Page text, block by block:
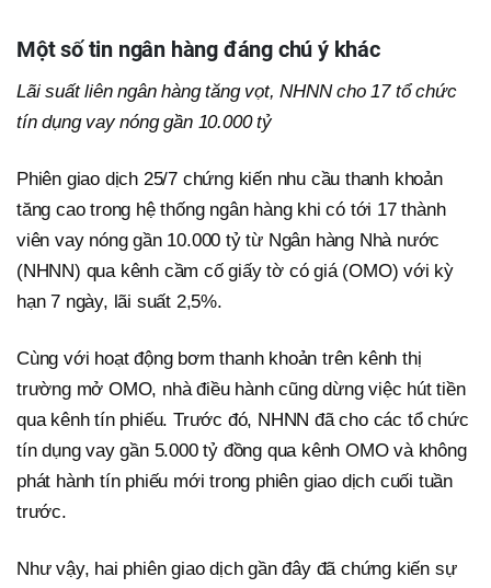
Một số tin ngân hàng đáng chú ý khác
Lãi suất liên ngân hàng tăng vọt, NHNN cho 17 tổ chức
tín dụng vay nóng gần 10.000 tỷ
Phiên giao dịch 25/7 chứng kiến nhu cầu thanh khoản
tăng cao trong hệ thống ngân hàng khi có tới 17 thành
viên vay nóng gần 10.000 tỷ từ Ngân hàng Nhà nước
(NHNN) qua kênh cầm cố giấy tờ có giá (OMO) với kỳ
hạn 7 ngày, lãi suất 2,5%.
Cùng với hoạt động bơm thanh khoản trên kênh thị
trường mở OMO, nhà điều hành cũng dừng việc hút tiền
qua kênh tín phiếu. Trước đó, NHNN đã cho các tổ chức
tín dụng vay gần 5.000 tỷ đồng qua kênh OMO và không
phát hành tín phiếu mới trong phiên giao dịch cuối tuần
trước.
Như vậy, hai phiên giao dịch gần đây đã chứng kiến sự